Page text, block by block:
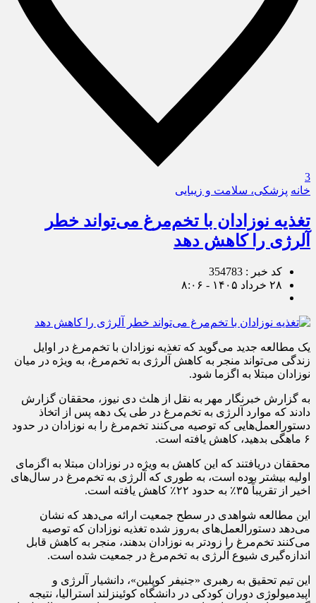
3
خانه پزشکی، سلامت و زیبایی
تغذیه نوزادان با تخم‌مرغ می‌تواند خطر
آلرژی را کاهش دهد
کد خبر : 354783
۲۸ خرداد ۱۴۰۵ - ۸:۰۶
یک مطالعه جدید می‌گوید که تغذیه نوزادان با تخم‌مرغ در اوایل
زندگی می‌تواند منجر به کاهش آلرژی به تخم‌مرغ، به ویژه در میان
نوزادان مبتلا به اگزما شود.
به گزارش خبرنگار مهر به نقل از هلث دی نیوز، محققان گزارش
دادند که موارد آلرژی به تخم‌مرغ در طی یک دهه پس از اتخاذ
دستورالعمل‌هایی که توصیه می‌کنند تخم‌مرغ را به نوزادان در حدود
۶ ماهگی بدهید، کاهش یافته است.
محققان دریافتند که این کاهش به ویژه در نوزادان مبتلا به اگزمای
اولیه بیشتر بوده است، به طوری که آلرژی به تخم‌مرغ در سال‌های
اخیر از تقریباً ۳۵٪ به حدود ۲۲٪ کاهش یافته است.
این مطالعه شواهدی در سطح جمعیت ارائه می‌دهد که نشان
می‌دهد دستورالعمل‌های به‌روز شده تغذیه نوزادان که توصیه
می‌کنند تخم‌مرغ را زودتر به نوزادان بدهند، منجر به کاهش قابل
اندازه‌گیری شیوع آلرژی به تخم‌مرغ در جمعیت شده است.
این تیم تحقیق به رهبری «جنیفر کوپلین»، دانشیار آلرژی و
اپیدمیولوژی دوران کودکی در دانشگاه کوئینزلند استرالیا، نتیجه